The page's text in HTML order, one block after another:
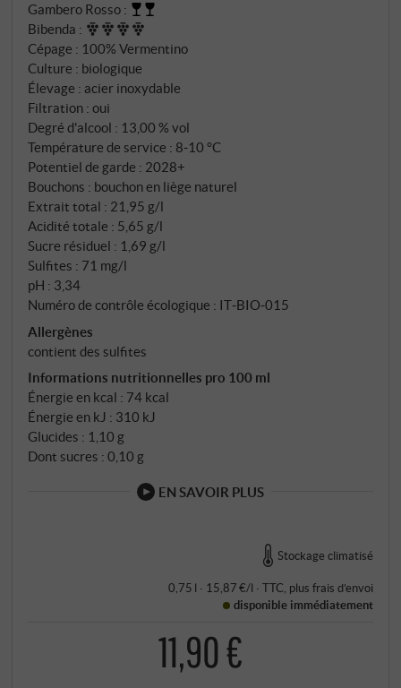
biologiques autour de Cabras – non loin de la brise
salée de la mer Tyrrhénienne et sur des sols
sablonneux avec des sédiments marins très anciens.
Les vendanges ont eu lieu tôt le matin et l'élevage
s'est fait exclusivement en cuve inox afin de
préserver la fraîcheur et le profil variétal.
Gambero Rosso :
Bibenda :
Cépage : 100% Vermentino
Culture : biologique
Élevage : acier inoxydable
Filtration : oui
Degré d'alcool : 13,00 % vol
Température de service : 8‑10 °C
Potentiel de garde : 2028+
Bouchons : bouchon en liège naturel
Extrait total : 21,95 g/l
Acidité totale : 5,65 g/l
Sucre résiduel : 1,69 g/l
Sulfites : 71 mg/l
pH : 3,34
Numéro de contrôle écologique : IT‑BIO‑015
Allergènes
contient des sulfites
Informations nutritionnelles pro 100 ml
Énergie en kcal : 74 kcal
Énergie en kJ : 310 kJ
Glucides : 1,10 g
Dont sucres : 0,10 g
EN SAVOIR PLUS
Stockage climatisé
0,75 l · 15,87 €/l · TTC , plus frais d’envoi
disponible immédiatement
11,90 €